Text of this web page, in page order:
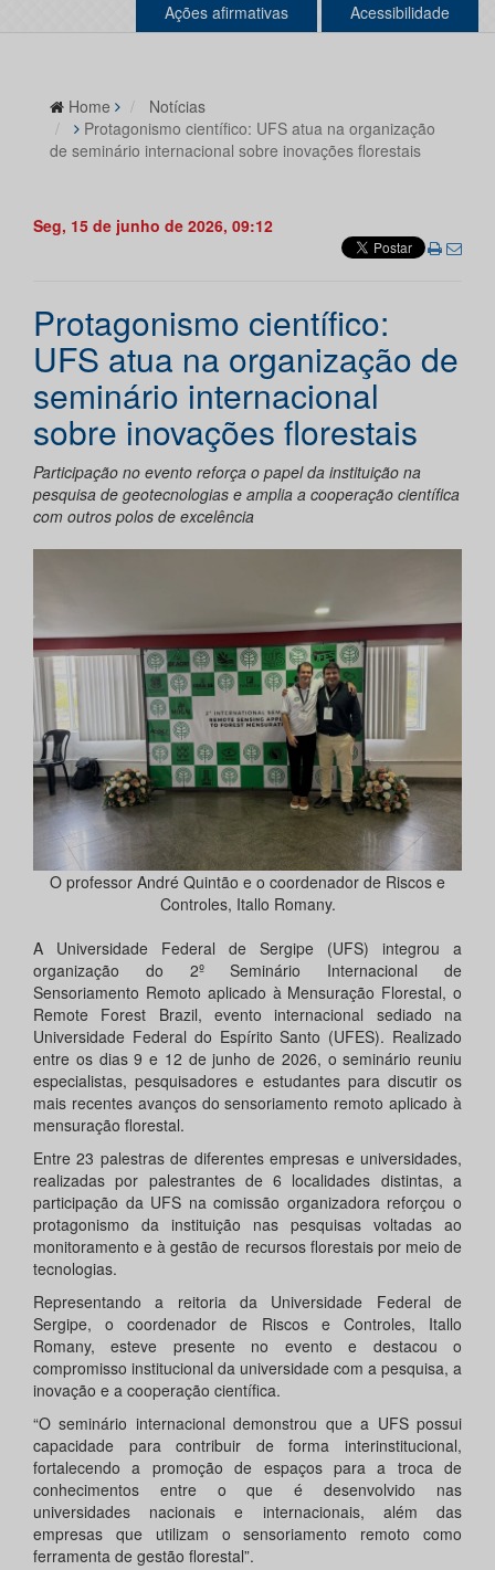
Ações afirmativas Acessibilidade
Home
Notícias
Protagonismo científico: UFS atua na organização
de seminário internacional sobre inovações florestais
Seg, 15 de junho de 2026, 09:12
Protagonismo científico:
UFS atua na organização de
seminário internacional
sobre inovações florestais
Participação no evento reforça o papel da instituição na
pesquisa de geotecnologias e amplia a cooperação científica
com outros polos de excelência
O professor André Quintão e o coordenador de Riscos e
Controles, Itallo Romany.
A Universidade Federal de Sergipe (UFS) integrou a
organização do 2º Seminário Internacional de
Sensoriamento Remoto aplicado à Mensuração Florestal, o
Remote Forest Brazil, evento internacional sediado na
Universidade Federal do Espírito Santo (UFES). Realizado
entre os dias 9 e 12 de junho de 2026, o seminário reuniu
especialistas, pesquisadores e estudantes para discutir os
mais recentes avanços do sensoriamento remoto aplicado à
mensuração florestal.
Entre 23 palestras de diferentes empresas e universidades,
realizadas por palestrantes de 6 localidades distintas, a
participação da UFS na comissão organizadora reforçou o
protagonismo da instituição nas pesquisas voltadas ao
monitoramento e à gestão de recursos florestais por meio de
tecnologias.
Representando a reitoria da Universidade Federal de
Sergipe, o coordenador de Riscos e Controles, Itallo
Romany, esteve presente no evento e destacou o
compromisso institucional da universidade com a pesquisa, a
inovação e a cooperação científica.
“O seminário internacional demonstrou que a UFS possui
capacidade para contribuir de forma interinstitucional,
fortalecendo a promoção de espaços para a troca de
conhecimentos entre o que é desenvolvido nas
universidades nacionais e internacionais, além das
empresas que utilizam o sensoriamento remoto como
ferramenta de gestão florestal”.